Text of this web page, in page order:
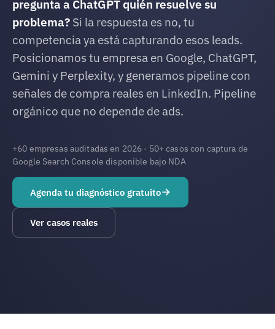
pregunta a ChatGPT quién resuelve su
problema? Si la respuesta es no, tu
competencia ya está capturando esos leads.
Posicionamos tu empresa en Google, ChatGPT,
Gemini y Perplexity, y generamos pipeline con
señales de compra reales en LinkedIn. Pipeline
orgánico que no depende de ads.
+60 empresas auditadas en 2026 · 50+ casos con captura de
Google Search Console disponible bajo NDA
Agenda tu diagnóstico gratuito
Ver casos reales